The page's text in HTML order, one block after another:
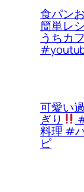
食パン
簡単レ
うちカ
可愛い
ぎり
料理 #
ピ